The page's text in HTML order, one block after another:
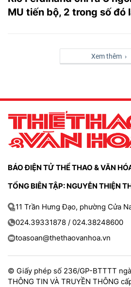
MU tiến bộ, 2 trong số đó
Xem thêm ›
BÁO ĐIỆN TỬ THỂ THAO & VĂN
TỔNG BIÊN TẬP: NGUYỄN THIỆN
11 Trần Hưng Đạo, phường Cửa
024.39331878 / 024.38248600
toasoan@thethaovanhoa.vn
© Giấy phép số 236/GP-BTTTT
THÔNG TIN VÀ TRUYỀN THÔNG